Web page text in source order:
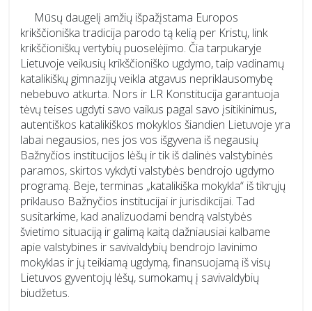
Mūsų daugelį amžių išpažįstama Europos
krikščioniška tradicija parodo tą kelią per Kristų, link
krikščioniškų vertybių puoselėjimo. Čia tarpukaryje
Lietuvoje veikusių krikščioniško ugdymo, taip vadinamų
katalikiškų gimnazijų veikla atgavus nepriklausomybę
nebebuvo atkurta. Nors ir LR Konstitucija garantuoja
tėvų teises ugdyti savo vaikus pagal savo įsitikinimus,
autentiškos katalikiškos mokyklos šiandien Lietuvoje yra
labai negausios, nes jos vos išgyvena iš negausių
Bažnyčios institucijos lėšų ir tik iš dalinės valstybinės
paramos, skirtos vykdyti valstybės bendrojo ugdymo
programą. Beje, terminas „katalikiška mokykla“ iš tikrųjų
priklauso Bažnyčios institucijai ir jurisdikcijai. Tad
susitarkime, kad analizuodami bendrą valstybės
švietimo situaciją ir galimą kaitą dažniausiai kalbame
apie valstybines ir savivaldybių bendrojo lavinimo
mokyklas ir jų teikiamą ugdymą, finansuojamą iš visų
Lietuvos gyventojų lėšų, sumokamų į savivaldybių
biudžetus.